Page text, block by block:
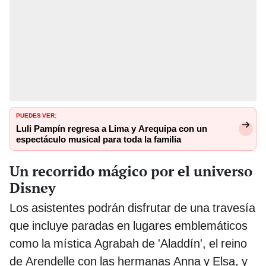
PUEDES VER:
Luli Pampín regresa a Lima y Arequipa con un
espectáculo musical para toda la familia
Un recorrido mágico por el universo
Disney
Los asistentes podrán disfrutar de una travesía
que incluye paradas en lugares emblemáticos
como la mística Agrabah de 'Aladdín', el reino
de Arendelle con las hermanas Anna y Elsa, y